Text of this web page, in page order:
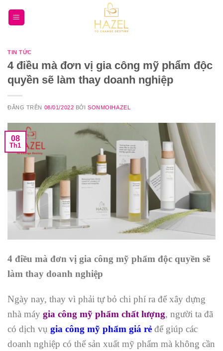
TIN TỨC
4 điều mà đơn vị gia công mỹ phẩm độc
quyền sẽ làm thay doanh nghiệp
ĐĂNG TRÊN 08/01/2022 BỞISONMOIHAZEL
08
Th1
4 điều mà đơn vị gia công mỹ phẩm độc quyền sẽ
làm thay doanh nghiệp
Ngày nay, thay vì phải tự bỏ chi phí ra để xây dựng
nhà máy gia công mỹ phẩm chất lượng, người ta đã
có dịch vụ gia công mỹ phẩm giá rẻ để giúp các
doanh nghiệp có thể sản xuất mỹ phẩm mà không cần